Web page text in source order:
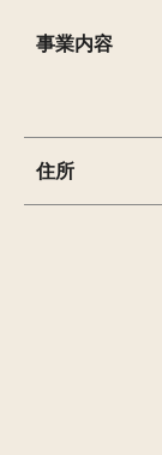
事業内容
住所